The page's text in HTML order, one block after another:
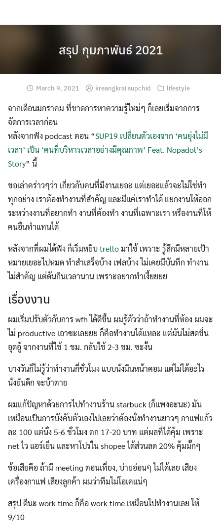
สรุป กุมภาพันธ์ 2021
March 9, 2021 kreangkrai supchid lifestyle
จากเดือนมกราคม ที่ขาดการหาความรู้ใหม่ๆ ก็เลยเริ่มจากการ
จัดการเวลาก่อน
หลังจากฟัง podcast ตอน “SUP19 เปลี่ยนตัวเองจาก ‘คนยุ่งไม่มี
เวลา’ เป็น ‘คนที่บริหารเวลาอย่างมีคุณภาพ’ Feat. Nopadol’s
Story” นี้
ขอเล่าคร่าวๆว่า เกี่ยวกับคนที่มีงานเยอะ แต่เยอะแล้วจะไม่ใช่ทำ
ทุกอย่าง เราต้องทำงานที่สำคัญ และมีแค่เราทำได้ แยกงานให้ออก
ระหว่างงานที่อยากทำ งานที่ต้องทำ งานที่เฉพาะเรา หรืองานที่ให้
คนอื่นทำแทนได้
หลังจากที่ผมได้ฟัง ก็เริ่มหยิบtrelloมาใช้ เพราะ รู้สึกมีหลายเป้า
หมายเยอะไปหมด ทำสำเสร็จบ้าง เฟลบ้าง ไม่เคยมีบันทึก ทำงาน
ไม่สำคัญ แต่ดันกินเวลานาน เพราะอยากทำเงี้ยยยย
เรื่องงาน
ผมเริ่มปรับตัวกับการ wfh ได้ดีขึ้น ผมรู้ตัวว่าถ้าทำงานที่ห้อง ผมจะ
ไม่ productive เอาซะเลยยย ก็คือทำงานได้แหละ แต่มันไม่สดชื่น
อุดอู้ จากงานที่ใช้ 1 ชม. กลับใช้ 2-3 ชม. ซะงั้น
บางวันก็ไม่รู้ว่าทำงานกี่ชั่วโมง แบบนั่งมึนหน้าคอม แต่ไม่ได้อะไร
นั่งยันดึก จะบ้าตาย
ผมแก้ปัญหาด้วยการไปทำงานร้าน starbuck (ก็แพงอะนะ) มัน
เหมือนเป็นการบังคับตัวเองไปเลยว่าต้องนั่งทำงานยาวๆ กาแฟแก้ว
ละ 100 แต่นั่ง 5-6 ชั่วโมง ตก 17-20 บาท แต่ผลที่ได้คุ้ม เพราะ
net ไว แอร์เย็น และหาโปรใน shopee ได้ส่วนลด 20% คุ้มมั๊กๆ
ข้อเสียคือ ถ้ามี meeting ตอนเที่ยง, บ่ายอ่อนๆ ไม่ได้เลย เสียง
เครื่องกาแฟ เสียงลูกค้า ผมว่าทีมไม่โอเคแน่ๆ
สรุป ดีนะ work time ก็คือ work time เหมือนไปทำงานเลย ให้
9/10